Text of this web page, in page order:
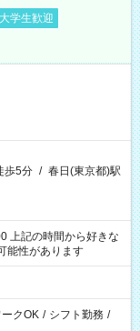
大学生歓迎
歩5分 / 春日(東京都)駅
能性があります
クOK / シフト勤務 /